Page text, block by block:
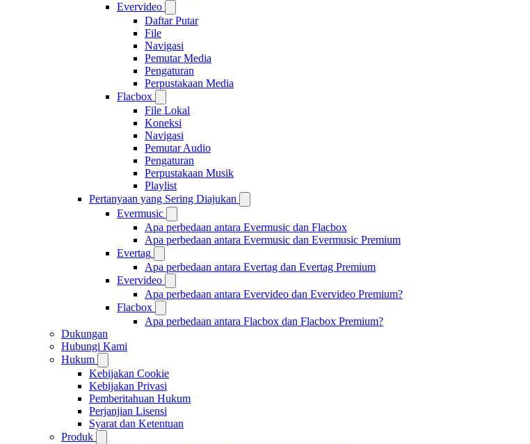
Evervideo
Daftar Putar
File
Navigasi
Pemutar Media
Pengaturan
Perpustakaan Media
Flacbox
File Lokal
Koneksi
Navigasi
Pemutar Audio
Pengaturan
Perpustakaan Musik
Playlist
Pertanyaan yang Sering Diajukan
Evermusic
Apa perbedaan antara Evermusic dan Flacbox
Apa perbedaan antara Evermusic dan Evermusic Premium
Evertag
Apa perbedaan antara Evertag dan Evertag Premium
Evervideo
Apa perbedaan antara Evervideo dan Evervideo Premium?
Flacbox
Apa perbedaan antara Flacbox dan Flacbox Premium?
Dukungan
Hubungi Kami
Hukum
Kebijakan Cookie
Kebijakan Privasi
Pemberitahuan Hukum
Perjanjian Lisensi
Syarat dan Ketentuan
Produk